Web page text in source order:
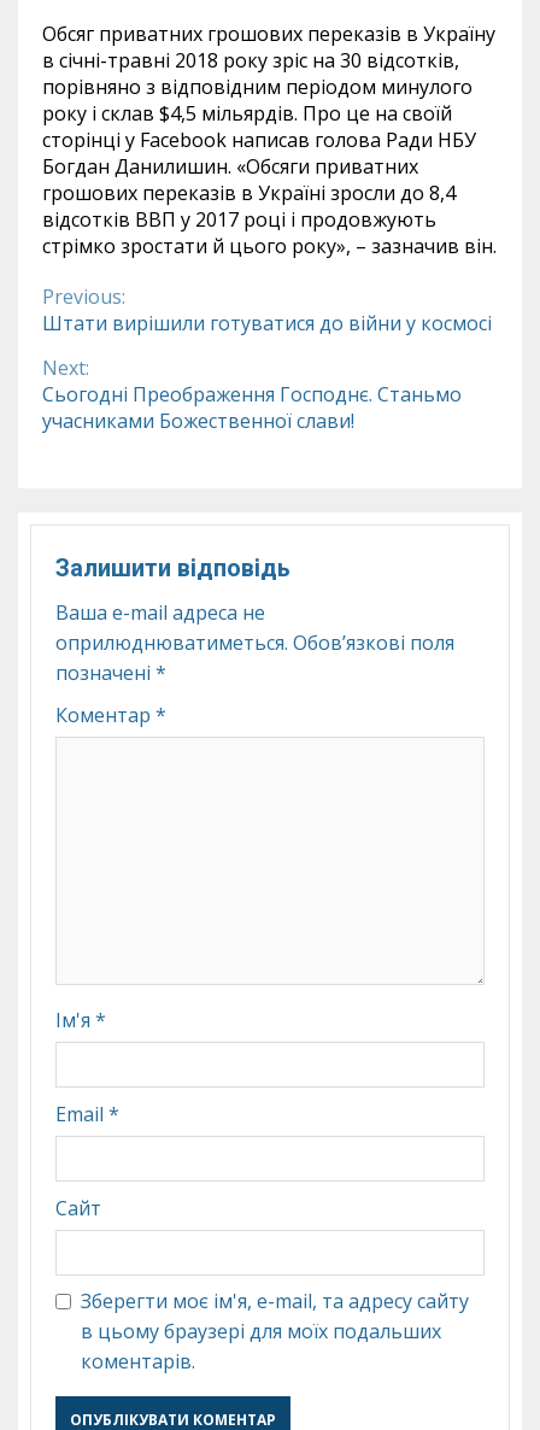
Обсяг приватних грошових переказів в Україну
в січні-травні 2018 року зріс на 30 відсотків,
порівняно з відповідним періодом минулого
року і склав $4,5 мільярдів. Про це на своїй
сторінці у Fаcebook написав голова Ради НБУ
Богдан Данилишин. «Обсяги приватних
грошових переказів в Україні зросли до 8,4
відсотків ВВП у 2017 році і продовжують
стрімко зростати й цього року», – зазначив він.
Continue
Reading
Previous:
Штати вирішили готуватися до війни у космосі
Next:
Сьогодні Преображення Господнє. Станьмо
учасниками Божественної слави!
Залишити відповідь
Ваша e-mail адреса не
оприлюднюватиметься. Обов’язкові поля
позначені *
Коментар *
Ім'я *
Email *
Сайт
Зберегти моє ім'я, e-mail, та адресу сайту
в цьому браузері для моїх подальших
коментарів.